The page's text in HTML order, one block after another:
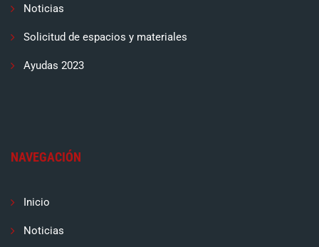
Noticias
Solicitud de espacios y materiales
Ayudas 2023
NAVEGACIÓN
Inicio
Noticias